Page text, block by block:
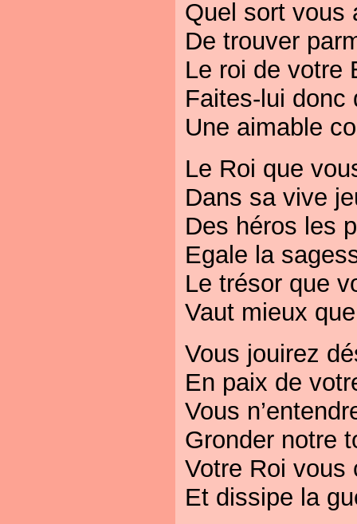
Quel sort vous
De trouver
Le roi de votre
Faites-lui donc
Une aimable
Le Roi que
Dans sa vive
Des héros les
Egale la
Le trésor que
Vaut mieux
Vous jouirez
En paix de
Vous
Gronder notre
Votre Roi vous
Et dissipe la